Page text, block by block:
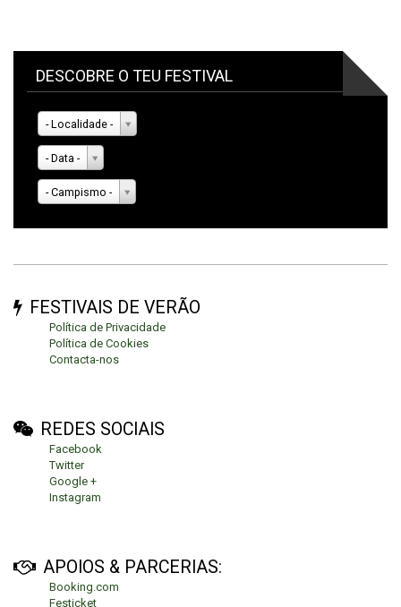
DESCOBRE O TEU FESTIVAL
- Localidade -
- Data -
- Campismo -
FESTIVAIS DE VERÃO
Política de Privacidade
Política de Cookies
Contacta-nos
REDES SOCIAIS
Facebook
Twitter
Google +
Instagram
APOIOS & PARCERIAS:
Booking.com
Festicket